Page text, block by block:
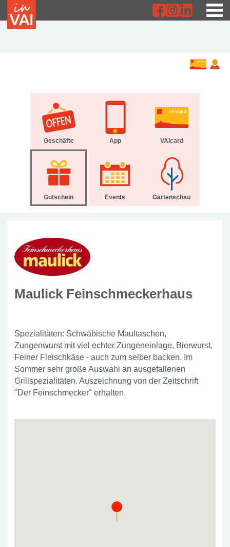
Geschäfte App VAIcard
Gutschein Events Gartenschau
Maulick Feinschmeckerhaus
Spezialitäten: Schwäbische Maultaschen,
Zungenwurst mit viel echter Zungeneinlage, Bierwurst,
Feiner Fleischkäse - auch zum selber backen. Im
Sommer sehr große Auswahl an ausgefallenen
Grillspezialitäten. Auszeichnung von der Zeitschrift
"Der Feinschmecker" erhalten.